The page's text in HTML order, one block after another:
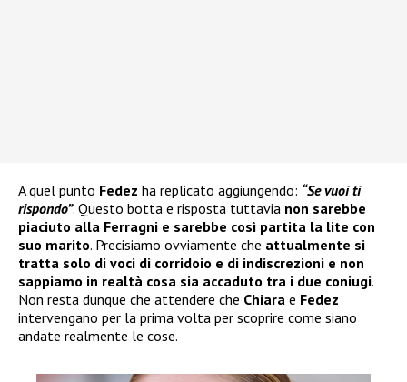
A quel punto Fedez ha replicato aggiungendo: “Se vuoi ti
rispondo”. Questo botta e risposta tuttavia non sarebbe
piaciuto alla Ferragni e sarebbe così partita la lite con
suo marito. Precisiamo ovviamente che attualmente si
tratta solo di voci di corridoio e di indiscrezioni e non
sappiamo in realtà cosa sia accaduto tra i due coniugi.
Non resta dunque che attendere che Chiara e Fedez
intervengano per la prima volta per scoprire come siano
andate realmente le cose.